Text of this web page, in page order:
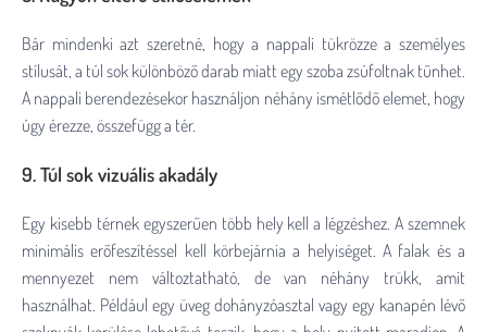
Bár mindenki azt szeretné, hogy a nappali tükrözze a személyes
stílusát, a túl sok különböző darab miatt egy szoba zsúfoltnak tűnhet.
A nappali berendezésekor használjon néhány ismétlődő elemet, hogy
úgy érezze, összefügg a tér.
9. Túl sok vizuális akadály
Egy kisebb térnek egyszerűen több hely kell a légzéshez. A szemnek
minimális erőfeszítéssel kell körbejárnia a helyiséget. A falak és a
mennyezet nem változtatható, de van néhány trükk, amit
használhat. Például egy üveg dohányzóasztal vagy egy kanapén lévő